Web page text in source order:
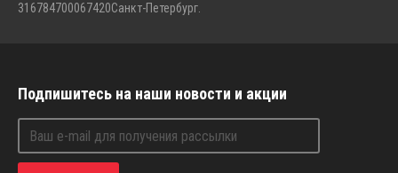
316784700067420Санкт-Петербург.
Подпишитесь на наши новости и акции